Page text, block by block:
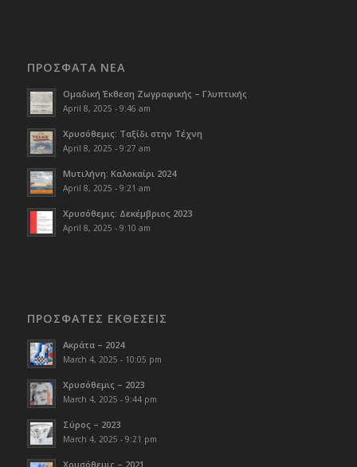
ΠΡΟΣΦΑΤΑ ΝΕΑ
Ομαδική Έκθεση Ζωγραφικής – Γλυπτικής
April 8, 2025 - 9:46 am
Χρυσόθεμις: Ταξίδι στην Τέχνη
April 8, 2025 - 9:27 am
Μυτιλήνη: Καλοκαίρι 2024
April 8, 2025 - 9:21 am
Χρυσόθεμις: Δεκέμβριος 2023
April 8, 2025 - 9:10 am
ΠΡΟΣΦΑΤΕΣ ΕΚΘΕΣΕΙΣ
Ακράτα – 2024
March 4, 2025 - 10:05 pm
Χρυσόθεμις – 2023
March 4, 2025 - 9:44 pm
Σύρος – 2023
March 4, 2025 - 9:21 pm
Χρυσόθεμις – 2021